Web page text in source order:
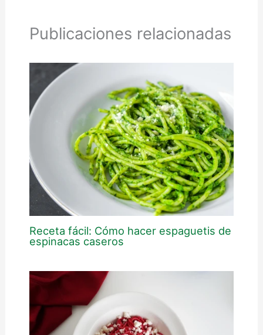
Publicaciones relacionadas
Receta fácil: Cómo hacer espaguetis de
espinacas caseros